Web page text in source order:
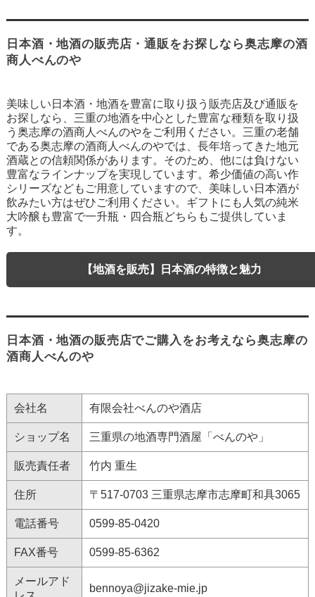
日本酒・地酒の販売店・通販をお探しなら奥志摩の酒
商人べんのや
美味しい日本酒・地酒を豊富に取り扱う販売店及び通販を
お探しなら、三重の地酒を中心とした豊富な種類を取り扱
う奥志摩の酒商人べんのやをご利用ください。三重の老舗
である奥志摩の酒商人べんのやでは、長年培ってきた地元
酒蔵との信頼関係があります。そのため、他には負けない
豊富なラインナップを実現しています。希少価値の高い作
シリーズなどもご用意していますので、美味しい日本酒が
飲みたい方はぜひご利用ください。ギフトにも人気の純米
大吟醸も豊富で一升瓶・四合瓶どちらもご提供していま
す。
【地酒を販売】日本酒の特徴と魅力
日本酒・地酒の販売店でご購入をお考えなら奥志摩の
酒商人べんのや
会社名 有限会社べんのや酒店
ショップ名 三重県の地酒専門酒屋「べんのや」
販売責任者 竹内 重生
住所 〒517-0703 三重県志摩市志摩町和具3065
電話番号 0599-85-0420
FAX番号 0599-85-6362
メールアド
bennoya@jizake-mie.jp